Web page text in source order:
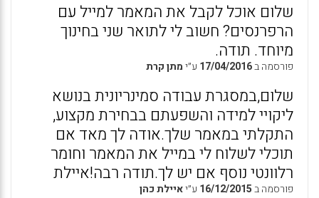
שלום אוכל לקבל את המאמר למייל עם
הרפרנסים? חשוב לי לתואר שני בחינוך
מיוחד. תודה.
פורסמה ב17/04/2016 ע״ימתן קרת
שלום,במסגרת עבודה סמינריונית בנושא
ליקויי למידה והשפעתם בבחירת מקצוע,
התקלתי במאמר שלך.אודה לך מאד אם
תוכלי לשלוח לי במייל את המאמר וחומר
רלוונטי נוסף אם יש לך.תודה רבה!איילת
פורסמה ב16/12/2015 ע״יאיילת כהן